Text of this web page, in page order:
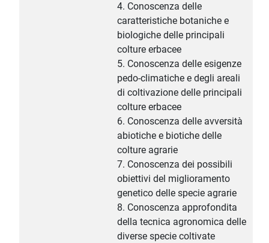
4. Conoscenza delle
caratteristiche botaniche e
biologiche delle principali
colture erbacee
5. Conoscenza delle esigenze
pedo-climatiche e degli areali
di coltivazione delle principali
colture erbacee
6. Conoscenza delle avversità
abiotiche e biotiche delle
colture agrarie
7. Conoscenza dei possibili
obiettivi del miglioramento
genetico delle specie agrarie
8. Conoscenza approfondita
della tecnica agronomica delle
diverse specie coltivate